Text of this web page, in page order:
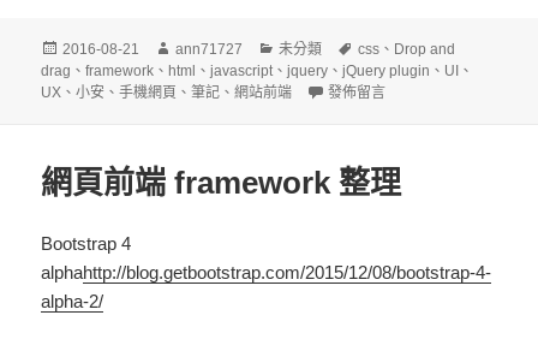
發
佈
日
2016-08-21
作
者
ann71727
分
類
未分類
標
籤
css 、 Drop and
drag 、framework 、html 、javascript 、jquery 、jQuery plugin 、 UI 、
UX 、小安 、手機網頁 、筆記 、網站前端 在〈Drop and drag〉
發佈留言
網頁前端 framework 整理
Bootstrap 4
alphahttp://blog.getbootstrap.com/2015/12/08/bootstrap-4-
alpha-2/